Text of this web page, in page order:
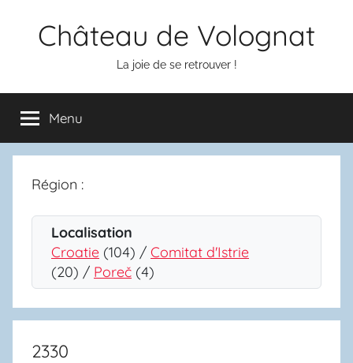
Château de Volognat
La joie de se retrouver !
Menu
Région :
Localisation
Croatie (104) / Comitat d'Istrie
(20) / Poreč (4)
2330